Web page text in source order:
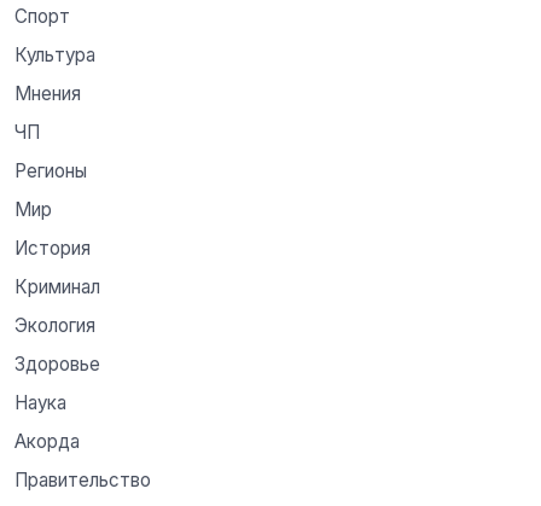
Спорт
Культура
Мнения
ЧП
Регионы
Мир
История
Криминал
Экология
Здоровье
Наука
Акорда
Правительство